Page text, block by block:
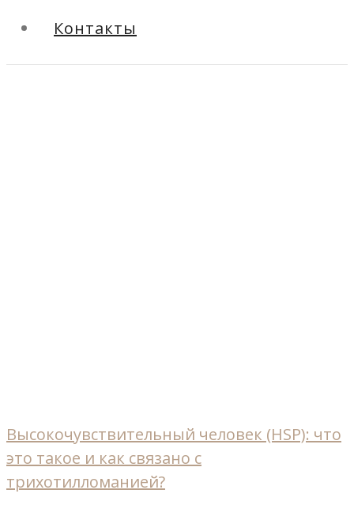
Контакты
Высокочувствительный человек (HSP): что
это такое и как связано с
трихотилломанией?